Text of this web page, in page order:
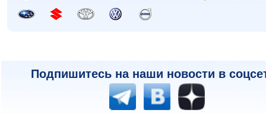
Подпишитесь на наши новости в